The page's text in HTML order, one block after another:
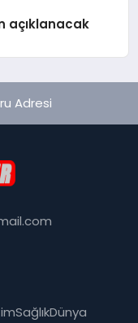
açıklanacak
Adresi
SağlıkDünya